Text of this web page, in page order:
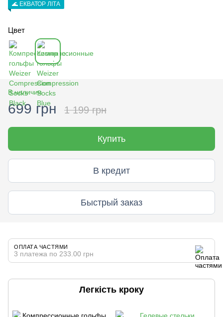
🌊 ЕКВАТОР ЛІТА
Цвет
В наличии
699 грн 1 199 грн
Купить
В кредит
Быстрый заказ
ОПЛАТА ЧАСТЯМИ
3 платежа по 233.00 грн
Легкість кроку